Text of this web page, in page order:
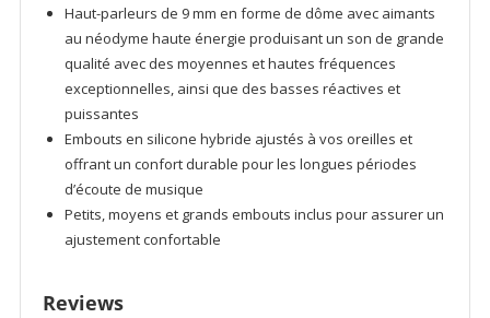
Haut-parleurs de 9 mm en forme de dôme avec aimants
au néodyme haute énergie produisant un son de grande
qualité avec des moyennes et hautes fréquences
exceptionnelles, ainsi que des basses réactives et
puissantes
Embouts en silicone hybride ajustés à vos oreilles et
offrant un confort durable pour les longues périodes
d’écoute de musique
Petits, moyens et grands embouts inclus pour assurer un
ajustement confortable
Reviews